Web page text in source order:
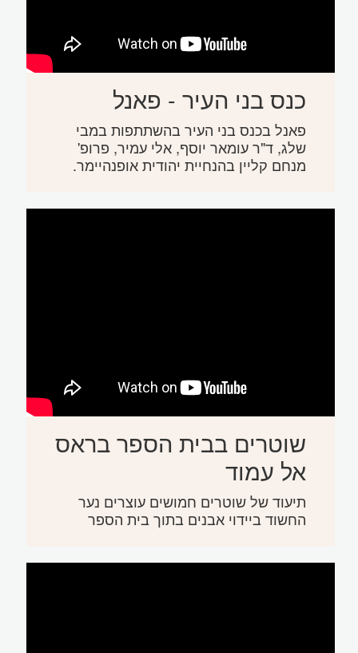
כנס בני העיר - פאנל
פאנל בכנס בני העיר בהשתתפות במבי
שלג, ד"ר עומאר יוסף, אלי עמיר, פרופ'
מנחם קליין בהנחיית יהודית אופנהיימר.
שוטרים בבית הספר בראס
אל עמוד
תיעוד של שוטרים חמושים עוצרים נער
החשוד ביידוי אבנים בתוך בית הספר